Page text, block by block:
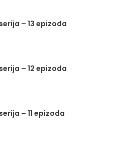
– 13 epizoda
– 12 epizoda
– 11 epizoda